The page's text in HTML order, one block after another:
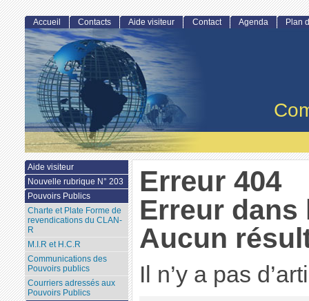
Erreur 404
Erreur dans
Aucun
Il n’y a pas
Accueil Contacts Aide visiteur Contact Agenda Plan
Aide visiteur
Nouvelle rubrique N° 203
Pouvoirs Publics
Charte et Plate Forme de
revendications du CLAN-
R
M.I.R et H.C.R
Communications des
Pouvoirs publics
Courriers adressés aux
Pouvoirs Publics